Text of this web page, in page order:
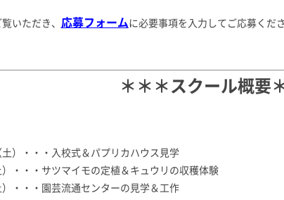
いただき、 応募フォームに必要事項を入力してご応募くださ
＊＊＊スクール概要
土）・・・入校式＆パプリカハウス見学
）・・・サツマイモの定植＆キュウリの収穫体験
）・・・園芸流通センターの見学＆工作